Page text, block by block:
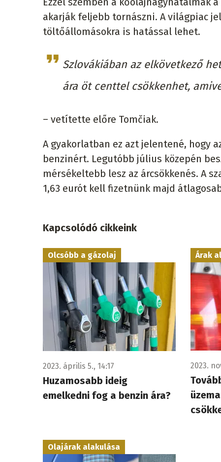
akarják feljebb tornászni. A világpiac
töltőállomásokra is hatással lehet.
Szlovákiában az elkövetkező
ára öt centtel csökkenhet,
– vetítette előre Tomčiak.
A gyakorlatban ez azt jelentené, hogy
benzinért. Legutóbb július közepén
mérsékeltebb lesz az árcsökkenés. A
1,63 eurót kell fizetnünk majd
Kapcsolódó cikkeink
Olcsóbb a gázolaj
2023. április 5., 14:17
Huzamosabb ideig
emelkedni fog a benzin ára?
Árak
2023.
Olajárak alakulása